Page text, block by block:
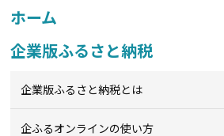
ホーム
企業版ふるさと納税
企業版ふるさと納税とは
企ふるオンラインの使い方